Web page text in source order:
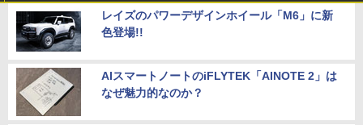
レイズのパワーデザインホイール「M6」に新
色登場!!
AIスマートノートのiFLYTEK「AINOTE 2」は
なぜ魅力的なのか？